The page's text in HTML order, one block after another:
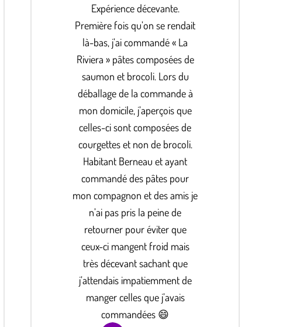
Expérience décevante.
Première fois qu’on se rendait
là-bas, j’ai commandé « La
Riviera » pâtes composées de
saumon et brocoli. Lors du
déballage de la commande à
mon domicile, j’aperçois que
celles-ci sont composées de
courgettes et non de brocoli.
Habitant Berneau et ayant
commandé des pâtes pour
mon compagnon et des amis je
n’ai pas pris la peine de
retourner pour éviter que
ceux-ci mangent froid mais
très décevant sachant que
j’attendais impatiemment de
manger celles que j’avais
commandées 😄